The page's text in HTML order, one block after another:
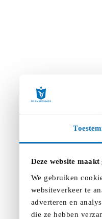
Deze website
We gebruiken
websiteverkeer te
adverteren en
die ze hebben